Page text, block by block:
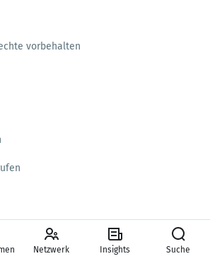
vorbehalten
Netzwerk Insights Suche